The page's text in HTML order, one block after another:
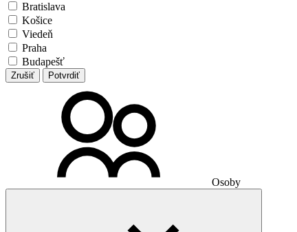
Bratislava
Košice
Viedeň
Praha
Budapešť
Zrušiť Potvrdiť
Osoby